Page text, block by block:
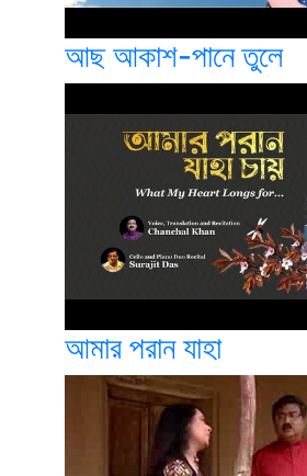
আছ আকাশ-পানে তুলে
আমার পরান যাহা